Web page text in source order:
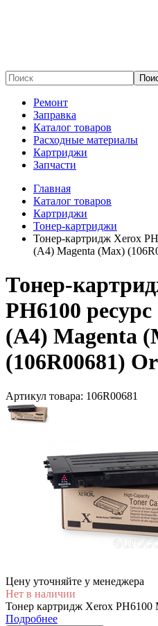
Ремонт
Заправка
Каталог товаров
Расходные материалы
Картриджи
Запчасти
Главная
Каталог товаров
Картриджи
Тонер-картриджи
Тонер-картридж Xerox
(A4) Magenta (Max)
Тонер-
PH6100
(A4) Magenta
(106R00681)
Артикул товара: 106R00681
Цену уточняйте у менеджера
Нет в наличии
Тонер картридж Xerox PH6100
Подробнее